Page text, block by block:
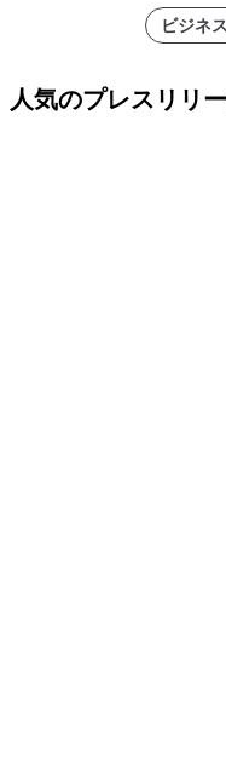
ビジネ
人気のプレスリリ